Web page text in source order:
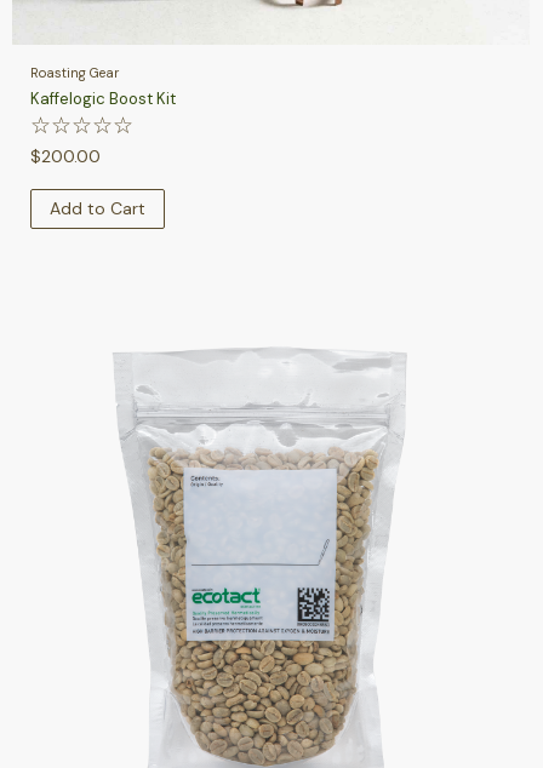
Roasting Gear
Kaffelogic Boost Kit
☆☆☆☆☆
$200.00
Add to Cart